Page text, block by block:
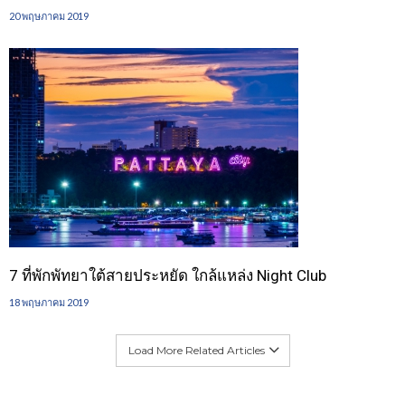
20 พฤษภาคม 2019
7 ที่พักพัทยาใต้สายประหยัด ใกล้แหล่ง Night Club
18 พฤษภาคม 2019
Load More Related Articles